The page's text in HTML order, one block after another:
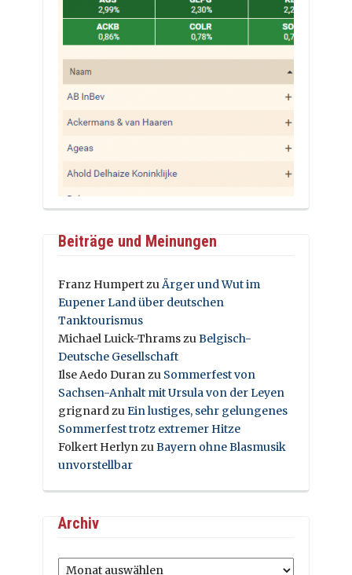
Beiträge und Meinungen
Franz HumpertzuÄrger und Wut im
Eupener Land über deutschen
Tanktourismus
Michael Luick-ThramszuBelgisch-
Deutsche Gesellschaft
Ilse Aedo Duranzu Sommerfest von
Sachsen-Anhalt mit Ursula von der Leyen
grignardzuEin lustiges, sehr gelungenes
Sommerfest trotz extremer Hitze
Folkert HerlynzuBayern ohne Blasmusik
unvorstellbar
Archiv
Archiv